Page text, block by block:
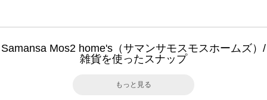
Samansa Mos2 home's（サマンサモスモスホームズ）/
雑貨を使ったスナップ
もっと見る